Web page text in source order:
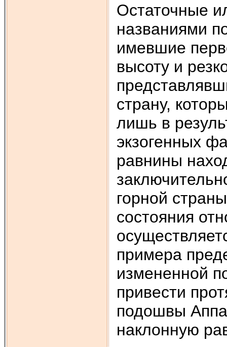
Остаточные
названиями
имевшие
высоту и
страну,
лишь в
экзогенных
равнины
горной
состояния
примера
измененной
привести
подошвы
наклонную